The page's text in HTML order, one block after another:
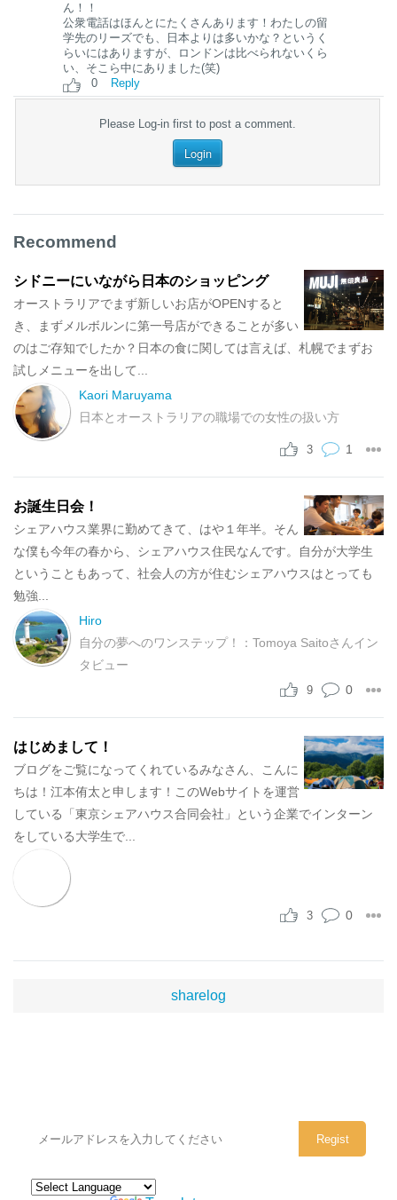
ん！！
公衆電話はほんとにたくさんあります！わたしの留
学先のリーズでも、日本よりは多いかな？というく
らいにはありますが、ロンドンは比べられないくら
い、そこら中にありました(笑)
0
Reply
Please Log-in first to post a comment.
Login
Recommend
シドニーにいながら日本のショッピング
オーストラリアでまず新しいお店がOPENすると
き、まずメルボルンに第一号店ができることが多い
のはご存知でしたか？日本の食に関しては言えば、札幌でまずお
試しメニューを出して...
Kaori Maruyama
日本とオーストラリアの職場での女性の扱い方
1
3
お誕生日会！
シェアハウス業界に勤めてきて、はや１年半。そん
な僕も今年の春から、シェアハウス住民なんです。自分が大学生
ということもあって、社会人の方が住むシェアハウスはとっても
勉強...
Hiro
自分の夢へのワンステップ！：Tomoya Saitoさんイン
タビュー
0
9
はじめまして！
ブログをご覧になってくれているみなさん、こんに
ちは！江本侑太と申します！このWebサイトを運営
している「東京シェアハウス合同会社」という企業でインターン
をしている大学生で...
0
3
sharelog